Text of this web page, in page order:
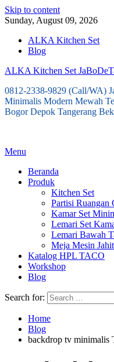
Skip to content
Sunday, August 09, 2026
ALKA Kitchen Set
Blog
ALKA Kitchen Set
0812-2338-9829 (Call/WA)
Minimalis Modern Mewah
Bogor Depok Tangerang
Menu
Beranda
Produk
Kitchen Set
Partisi Ruangan
Kamar Set
Lemari Set
Lemari Bawah
Meja Mesin
Katalog HPL TACO
Workshop
Blog
Search for:
Home
Blog
backdrop tv minimalis